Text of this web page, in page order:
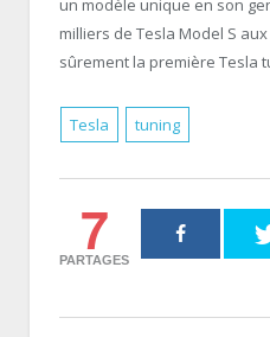
un modèle unique en son
milliers de Tesla Model S
sûrement la première Tesla
Tesla tuning
7
PARTAGES